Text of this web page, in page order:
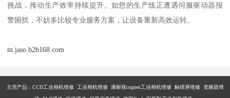
挑战，推动生产效率持续提升。如您的生产线正遭遇伺服驱动器报
警困扰，不妨多比较专业服务方案，让设备重新高效运转。
m.jaso.b2b168.com
主营产品： CCD工业相机维修 工业相机维修 康耐视cognex工业相机维修 触摸屏维修 变频器维